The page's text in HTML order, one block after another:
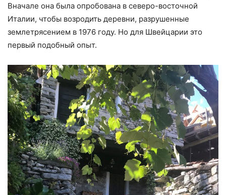
Вначале она была опробована в северо-восточной
Италии, чтобы возродить деревни, разрушенные
землетрясением в 1976 году. Но для Швейцарии это
первый подобный опыт.